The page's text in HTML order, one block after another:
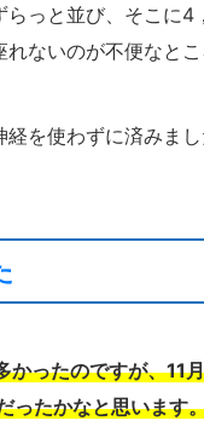
っと並び、そこに
ないのが不便なとこ
を使わずに済みま
ったのですが、11
ったかなと思います